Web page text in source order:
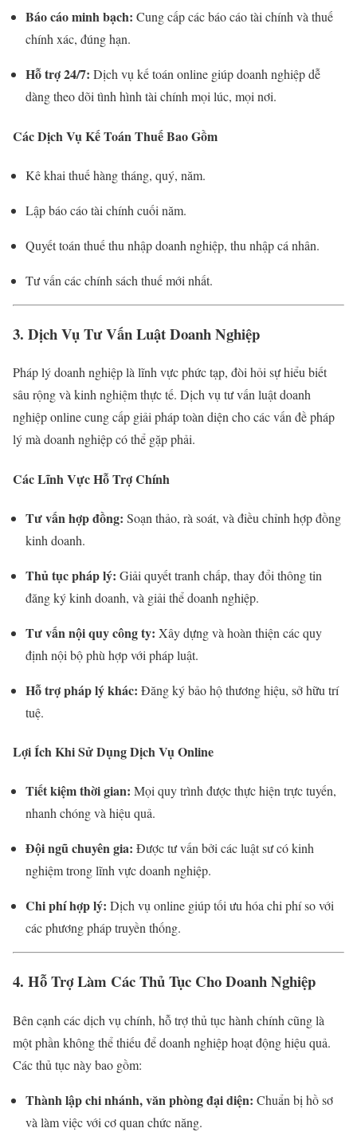
Báo cáo minh bạch: Cung cấp các báo cáo tài chính và thuế
chính xác, đúng hạn.
Hỗ trợ 24/7: Dịch vụ kế toán online giúp doanh nghiệp dễ
dàng theo dõi tình hình tài chính mọi lúc, mọi nơi.
Các Dịch Vụ Kế Toán Thuế Bao Gồm
Kê khai thuế hàng tháng, quý, năm.
Lập báo cáo tài chính cuối năm.
Quyết toán thuế thu nhập doanh nghiệp, thu nhập cá nhân.
Tư vấn các chính sách thuế mới nhất.
3. Dịch Vụ Tư Vấn Luật Doanh Nghiệp
Pháp lý doanh nghiệp là lĩnh vực phức tạp, đòi hỏi sự hiểu biết
sâu rộng và kinh nghiệm thực tế. Dịch vụ tư vấn luật doanh
nghiệp online cung cấp giải pháp toàn diện cho các vấn đề pháp
lý mà doanh nghiệp có thể gặp phải.
Các Lĩnh Vực Hỗ Trợ Chính
Tư vấn hợp đồng: Soạn thảo, rà soát, và điều chỉnh hợp đồng
kinh doanh.
Thủ tục pháp lý: Giải quyết tranh chấp, thay đổi thông tin
đăng ký kinh doanh, và giải thể doanh nghiệp.
Tư vấn nội quy công ty: Xây dựng và hoàn thiện các quy
định nội bộ phù hợp với pháp luật.
Hỗ trợ pháp lý khác: Đăng ký bảo hộ thương hiệu, sở hữu trí
tuệ.
Lợi Ích Khi Sử Dụng Dịch Vụ Online
Tiết kiệm thời gian: Mọi quy trình được thực hiện trực tuyến,
nhanh chóng và hiệu quả.
Đội ngũ chuyên gia: Được tư vấn bởi các luật sư có kinh
nghiệm trong lĩnh vực doanh nghiệp.
Chi phí hợp lý: Dịch vụ online giúp tối ưu hóa chi phí so với
các phương pháp truyền thống.
4. Hỗ Trợ Làm Các Thủ Tục Cho Doanh Nghiệp
Bên cạnh các dịch vụ chính, hỗ trợ thủ tục hành chính cũng là
một phần không thể thiếu để doanh nghiệp hoạt động hiệu quả.
Các thủ tục này bao gồm:
Thành lập chi nhánh, văn phòng đại diện: Chuẩn bị hồ sơ
và làm việc với cơ quan chức năng.